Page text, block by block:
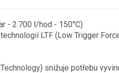
- 2.700 l/hod - 150°C).
LTF (Low Trigger
snižuje potřebu